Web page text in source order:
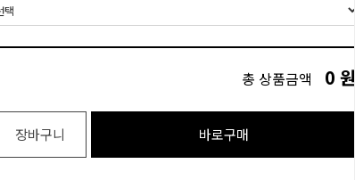
총 상품금액 0 원
장바구니 바로구매